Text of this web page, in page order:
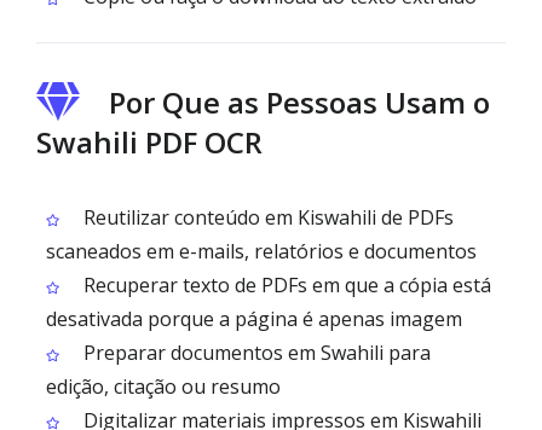
Por Que as Pessoas Usam o
Swahili PDF OCR
Reutilizar conteúdo em Kiswahili de PDFs
scaneados em e-mails, relatórios e documentos
Recuperar texto de PDFs em que a cópia está
desativada porque a página é apenas imagem
Preparar documentos em Swahili para
edição, citação ou resumo
Digitalizar materiais impressos em Kiswahili